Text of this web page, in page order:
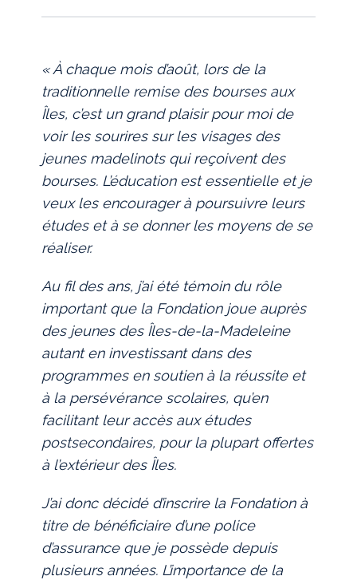
« À chaque mois d’août, lors de la
traditionnelle remise des bourses aux
Îles, c’est un grand plaisir pour moi de
voir les sourires sur les visages des
jeunes madelinots qui reçoivent des
bourses. L’éducation est essentielle et je
veux les encourager à poursuivre leurs
études et à se donner les moyens de se
réaliser.
Au fil des ans, j’ai été témoin du rôle
important que la Fondation joue auprès
des jeunes des Îles-de-la-Madeleine
autant en investissant dans des
programmes en soutien à la réussite et
à la persévérance scolaires, qu’en
facilitant leur accès aux études
postsecondaires, pour la plupart offertes
à l’extérieur des Îles.
J’ai donc décidé d’inscrire la Fondation à
titre de bénéficiaire d’une police
d’assurance que je possède depuis
plusieurs années. L’importance de la